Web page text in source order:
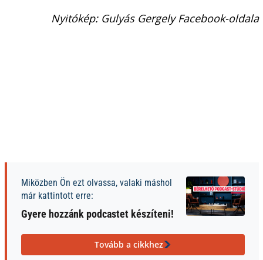
Nyitókép: Gulyás Gergely Facebook-oldala
Miközben Ön ezt olvassa, valaki máshol
már kattintott erre:
Gyere hozzánk podcastet készíteni!
Tovább a cikkhez